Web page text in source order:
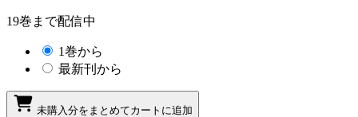
19巻まで配信中
1巻から
最新刊から
未購入分をまとめてカートに追加